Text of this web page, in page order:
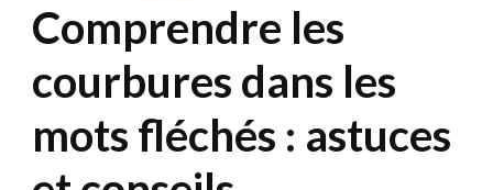
Comprendre les
courbures dans les
mots fléchés : astuces